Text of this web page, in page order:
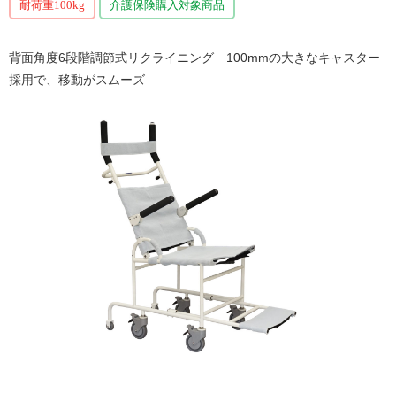
耐荷重100kg 介護保険購入対象商品
背面角度6段階調節式リクライニング 100mmの大きなキャスター
採用で、移動がスムーズ